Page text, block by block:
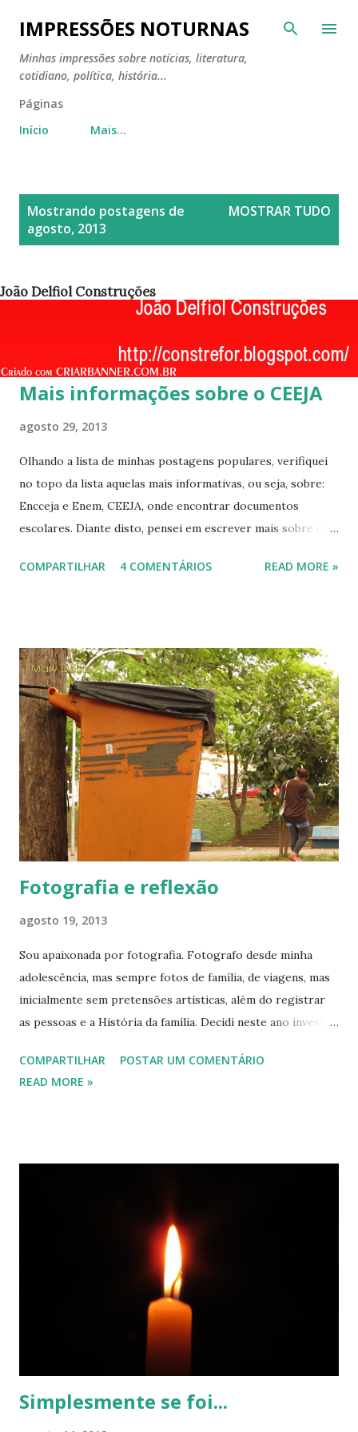
Pular para o conteúdo principal
IMPRESSÕES NOTURNAS
Minhas impressões sobre notícias, literatura,
cotidiano, política, história...
Páginas
Início
Mais…
a
s
Mostrando postagens de
agosto, 2013
MOSTRAR TUDO
João Delfiol Construções
Mais informações sobre o CEEJA
agosto 29, 2013
Olhando a lista de minhas postagens populares, verifiquei
no topo da lista aquelas mais informativas, ou seja, sobre:
Encceja e Enem, CEEJA, onde encontrar documentos
escolares. Diante disto, pensei em escrever mais sobre o
em outras cidades do Estado de São Paulo. Primeiro, o
aluno poderá freqüentar as aulas no período da manhã, ou
da tarde, ou da noite. Mas não é todos os dias da semana,
nem do mês, mas há a obrigatoriedade comparecer às
avaliações parciais e finais, bem como ter o registro de,
pelo menos, 1 comparecimento por mês para desenvolver
as atividades previstas para cada disciplina. Quem pode
cursar o CEEJA? Alunos com 18 anos completos no ato da
matrícula, o que precisará ser comprovado com
documentos. Isto vale para o Ensino Fundam...
COMPARTILHAR 4 COMENTÁRIOS READ MORE »
Fotografia e reflexão
agosto 19, 2013
Sou apaixonada por fotografia. Fotografo desde minha
adolescência, mas sempre fotos de família, de viagens, mas
inicialmente sem pretensões artísticas, além do registrar
as pessoas e a História da família. Decidi neste ano investir
então vinha fotografando por instinto, sem muita técnica.
Fiz um curso de mais ou menos 10 dias, pago, em uma
teóricas e práticas, pois a proposta do curso é termos
metade teoria, metade prática. Somos orientados,
recebemos informações, em seguida somos desafiados a
colocar em prática o que aprendemos. Neste sábado, 17/08,
realizamos, em uma praça da cidade, uma atividade cuja
proposta era fotografarmos o detalhe...
COMPARTILHAR
POSTAR UM COMENTÁRIO
READ MORE »
Simplesmente se foi...